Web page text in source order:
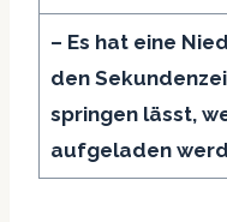
– Es hat eine
den
springen lässt,
aufgeladen